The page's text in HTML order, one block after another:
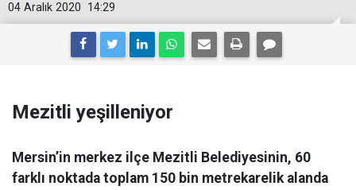
14:29
04 Aralık 2020
Mezitli yeşilleniyor
Mersin’in merkez ilçe Mezitli Belediyesinin, 60
farklı noktada toplam 150 bin metrekarelik alanda